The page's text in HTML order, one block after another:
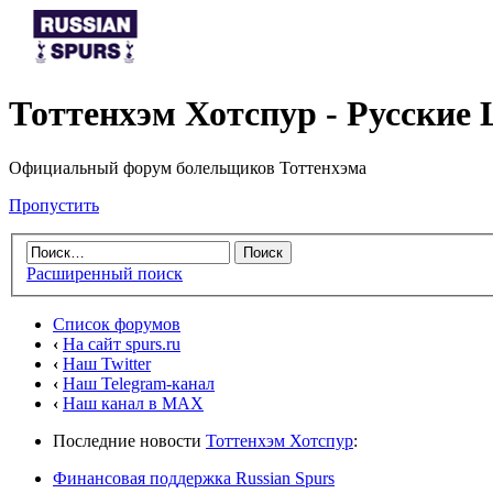
Тоттенхэм Хотспур -
Официальный форум болельщиков Тоттенхэма
Пропустить
Расширенный поиск
Список форумов
‹ На сайт spurs.ru
‹ Наш Twitter
‹ Наш Telegram-канал
‹ Наш канал в MAX
Последние новости Тоттенхэм Хотспур:
Финансовая поддержка Russian Spurs